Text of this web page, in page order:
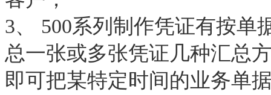
3、 500系列制作凭证有按单
总一张或多张凭证几种汇总
即可把某特定时间的业务单